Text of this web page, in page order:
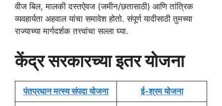
वीज बिल, मालकी दस्तऐवज (जमीन/छतासाठी) आणि तांत्रिक
व्यवहार्यता अहवाल यांचा समावेश होतो. संपूर्ण यादीसाठी तुमच्या
राज्याच्या मार्गदर्शक तत्त्वांचा सल्ला घ्या.
केंद्र सरकारच्या इतर योजना
पंतप्रधान मत्स्य संपदा योजना ई-श्रम योजना